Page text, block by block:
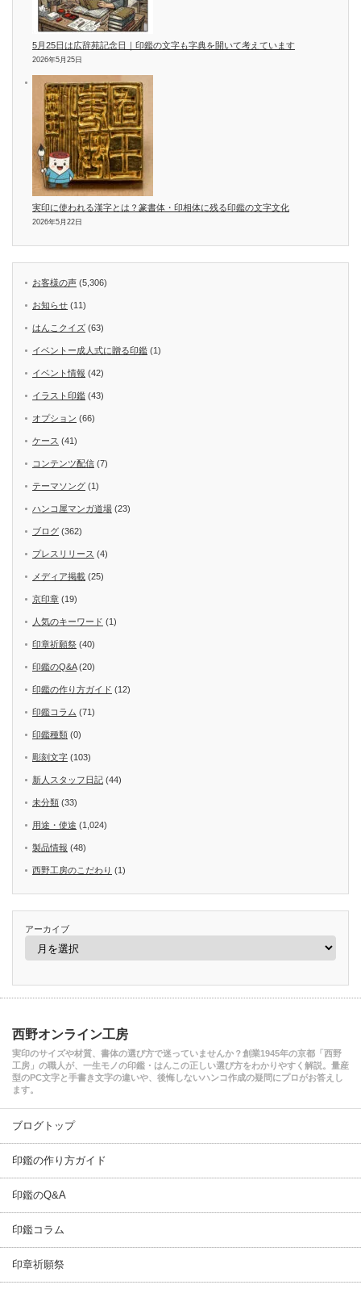
5月25日は広辞苑記念日｜印鑑の文字も字典を開いて考えています
2026年5月25日
実印に使われる漢字とは？篆書体・印相体に残る印鑑の文字文化
2026年5月22日
お客様の声 (5,306)
お知らせ (11)
はんこクイズ (63)
イベントー成人式に贈る印鑑 (1)
イベント情報 (42)
イラスト印鑑 (43)
オプション (66)
ケース (41)
コンテンツ配信 (7)
テーマソング (1)
ハンコ屋マンガ道場 (23)
ブログ (362)
プレスリリース (4)
メディア掲載 (25)
京印章 (19)
人気のキーワード (1)
印章祈願祭 (40)
印鑑のQ&A(20)
印鑑の作り方ガイド (12)
印鑑コラム (71)
印鑑種類 (0)
彫刻文字 (103)
新人スタッフ日記 (44)
未分類 (33)
用途・使途 (1,024)
製品情報 (48)
西野工房のこだわり (1)
アーカイブ
西野オンライン工房
実印のサイズや材質、書体の選び方で迷っていませんか？創業1945年の京都「西野
工房」の職人が、一生モノの印鑑・はんこの正しい選び方をわかりやすく解説。量産
型のPC文字と手書き文字の違いや、後悔しないハンコ作成の疑問にプロがお答えし
ます。
ブログトップ
印鑑の作り方ガイド
印鑑のQ&A
印鑑コラム
印章祈願祭